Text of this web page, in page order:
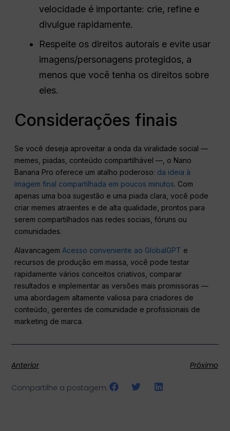
velocidade é importante: crie, refine e
divulgue rapidamente.
Respeite os direitos autorais e evite usar
imagens/personagens protegidos, a
menos que você tenha os direitos sobre
eles.
Considerações finais
Se você deseja aproveitar a onda da viralidade social —
memes, piadas, conteúdo compartilhável —, o Nano
Banana Pro oferece um atalho poderoso: da ideia à
imagem final compartilhada em poucos minutos. Com
apenas uma boa sugestão e uma piada clara, você pode
criar memes atraentes e de alta qualidade, prontos para
serem compartilhados nas redes sociais, fóruns ou
comunidades.
AlavancagemAcesso conveniente ao GlobalGPT e
recursos de produção em massa, você pode testar
rapidamente vários conceitos criativos, comparar
resultados e implementar as versões mais promissoras —
uma abordagem altamente valiosa para criadores de
conteúdo, gerentes de comunidade e profissionais de
marketing de marca.
Anterior Próximo
Compartilhe a postagem: